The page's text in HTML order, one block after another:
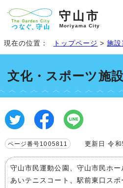
守山市
Moriyama City
現在の位置： トップページ >施設
文化・スポーツ施設
ページ番号1005811 更新日 令和
守山市民運動公園、守山市民ホ
あいテニスコート、駅前東口ス